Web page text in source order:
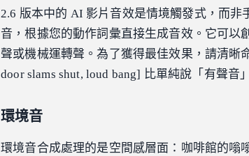
2.6 版本中的 AI 影片音效是情境觸發式，而
音，根據您的動作詞彙直接生成音效。它可
聲或機械運轉聲。為了獲得最佳效果，請清晰
door slams shut, loud bang] 比單純說「有聲音
環境音
環境音合成處理的是空間感層面：咖啡館的嗡